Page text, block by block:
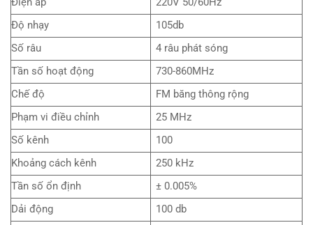
Điện áp
220V 50/60Hz
Độ nhạy
105db
Số râu
4 râu phát sóng
Tần số hoạt động
730-860MHz
Chế độ
FM băng thông rộng
Phạm vi điều chỉnh
25 MHz
Số kênh
100
Khoảng cách kênh
250 kHz
Tần số ổn định
± 0.005%
Dải động
100 db